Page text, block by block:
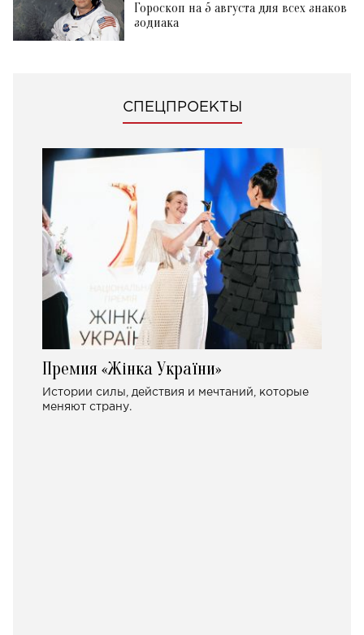
Гороскоп на 5 августа для всех знаков
зодиака
СПЕЦПРОЕКТЫ
Премия «Жінка України»
Истории силы, действия и мечтаний, которые
меняют страну.